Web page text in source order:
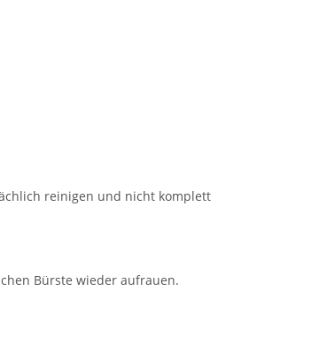
reinigen und nicht komplett
Bürste wieder aufrauen.